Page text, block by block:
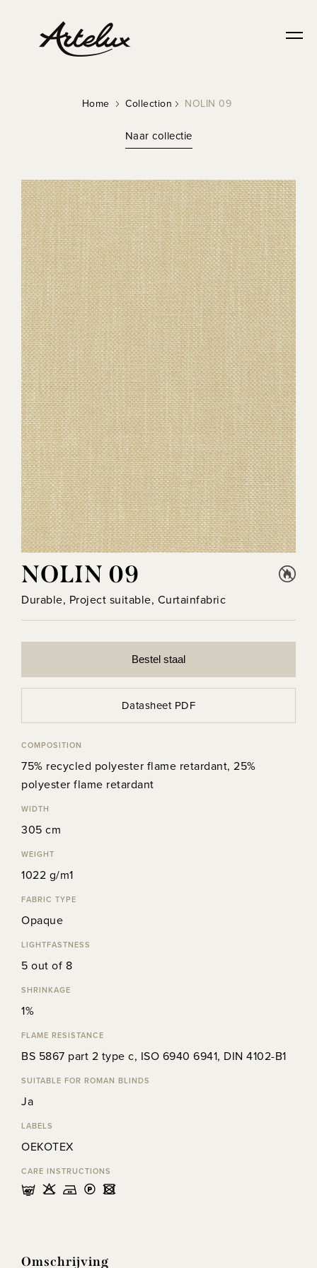
Home Collection NOLIN 09
Naar collectie
NOLIN 09
Durable, Project suitable, Curtainfabric
Bestel staal
Datasheet PDF
COMPOSITION
75% recycled polyester flame retardant, 25%
polyester flame retardant
WIDTH
305 cm
WEIGHT
1022 g/m1
FABRIC TYPE
Opaque
LIGHTFASTNESS
5 out of 8
SHRINKAGE
1%
FLAME RESISTANCE
BS 5867 part 2 type c, ISO 6940 6941, DIN 4102-B1
SUITABLE FOR ROMAN BLINDS
Ja
LABELS
OEKOTEX
CARE INSTRUCTIONS
nHELU
Omschrijving